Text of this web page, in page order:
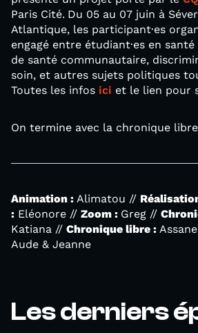
Paris Cité. Du 05 au 07 juin à
Atlantique, les participant·es
engagé entre étudiant·es en
de santé communautaire,
soin, et autres sujets politiques
Toutes les infos ici et le lien pour
On termine avec la chronique
Animation : Alimatou //
: Eléonore // Zoom : Greg //
Katiana // Chronique libre :
Aude & Jeanne
Les derniers